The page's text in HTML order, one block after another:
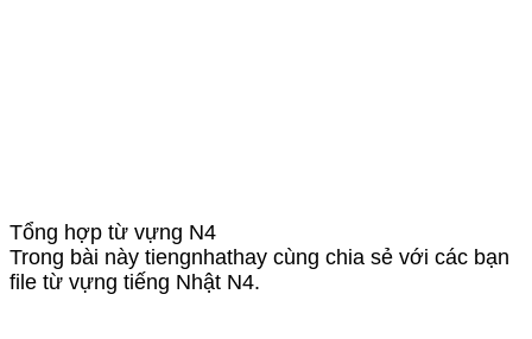
Tổng hợp từ vựng N4
Trong bài này tiengnhathay cùng chia sẻ với các bạn
file từ vựng tiếng Nhật N4.